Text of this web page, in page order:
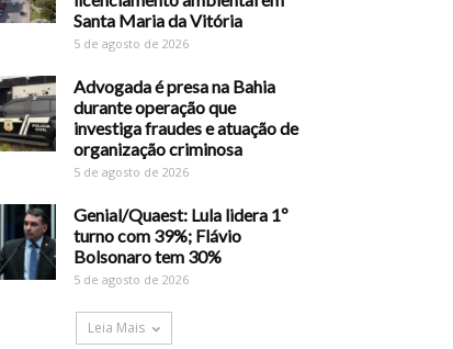
Santa Maria da Vitória
5 de agosto de 2026
Advogada é presa na Bahia
durante operação que
investiga fraudes e atuação de
organização criminosa
5 de agosto de 2026
Genial/Quaest: Lula lidera 1º
turno com 39%; Flávio
Bolsonaro tem 30%
5 de agosto de 2026
Leia Mais